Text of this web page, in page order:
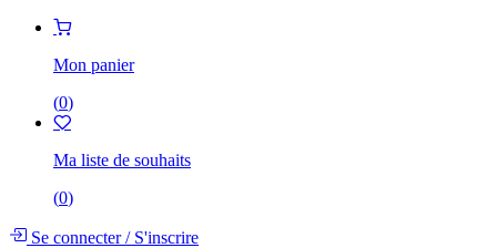
Mon panier
(0)
Ma liste de souhaits
(0)
Se connecter/S'inscrire